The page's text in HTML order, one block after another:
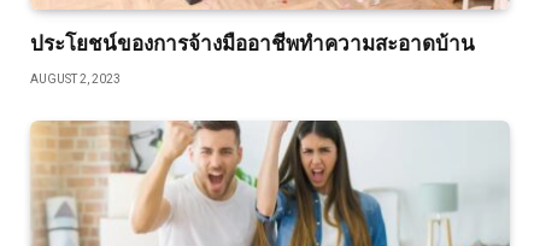
ประโยชน์ของการจ้างมืออาชีพทำความสะอาดบ้าน
AUGUST 2, 2023